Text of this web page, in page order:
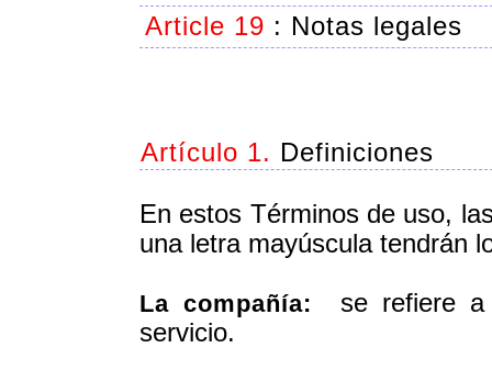
Article 19 : Notas legales
Artículo 1. Definiciones
En estos Términos de uso,
una letra mayúscula tendrán
La compañía: se refiere a
servicio.